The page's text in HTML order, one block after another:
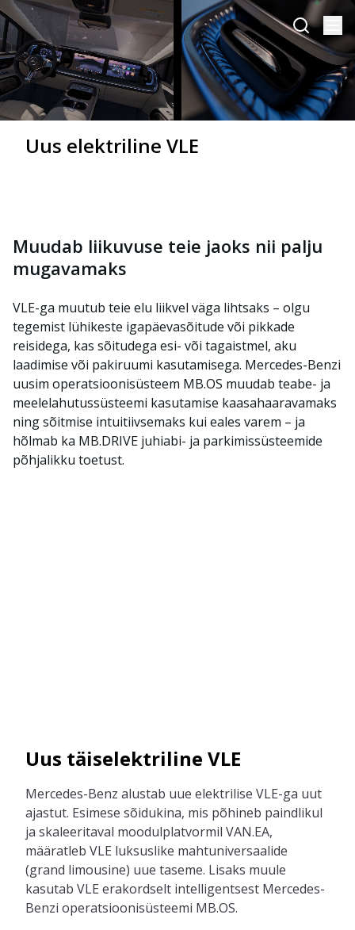
Uus elektriline VLE
Muudab liikuvuse teie jaoks nii palju
mugavamaks
VLE-ga muutub teie elu liikvel väga lihtsaks – olgu
tegemist lühikeste igapäevasõitude või pikkade
reisidega, kas sõitudega esi- või tagaistmel, aku
laadimise või pakiruumi kasutamisega. Mercedes-Benzi
uusim operatsioonisüsteem MB.OS muudab teabe- ja
meelelahutussüsteemi kasutamise kaasahaaravamaks
ning sõitmise intuitiivsemaks kui eales varem – ja
hõlmab ka MB.DRIVE juhiabi- ja parkimissüsteemide
põhjalikku toetust.
Uus täiselektriline VLE
Mercedes-Benz alustab uue elektrilise VLE-ga uut
ajastut. Esimese sõidukina, mis põhineb paindlikul
ja skaleeritaval moodulplatvormil VAN.EA,
määratleb VLE luksuslike mahtuniversaalide
(grand limousine) uue taseme. Lisaks muule
kasutab VLE erakordselt intelligentsest Mercedes-
Benzi operatsioonisüsteemi MB.OS.